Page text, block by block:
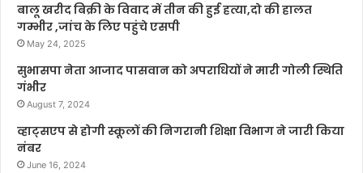
बालू खरीद बिक्री के विवाद में तीन की हुई हत्या,दो की हालत
गम्भीर ,जांच के लिए पहुंचे एसपी
May 24, 2025
सुभासपा नेता आजाद पासवान को अपराधियों ने मारी गोली स्थिति
गंभीर
August 7, 2024
व्हाट्सएप से होगी स्कूलों की निगरानी शिक्षा विभाग ने जारी किया
नंबर
June 16, 2024